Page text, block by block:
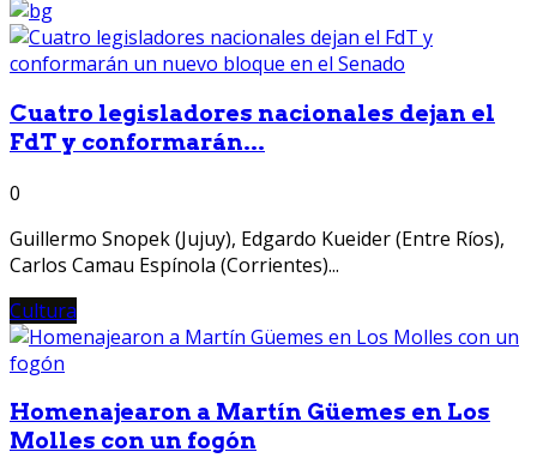
Cuatro legisladores nacionales dejan el
FdT y conformarán...
0
Guillermo Snopek (Jujuy), Edgardo Kueider (Entre Ríos),
Carlos Camau Espínola (Corrientes)...
Cultura
Homenajearon a Martín Güemes en Los
Molles con un fogón